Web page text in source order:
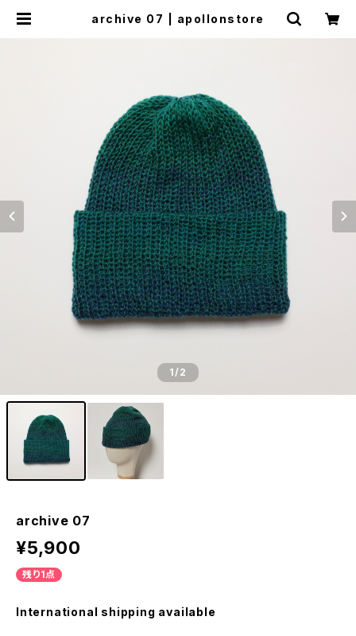
archive 07 | apollonstore
1/2
archive 07
¥5,900
残り1点
International shipping available